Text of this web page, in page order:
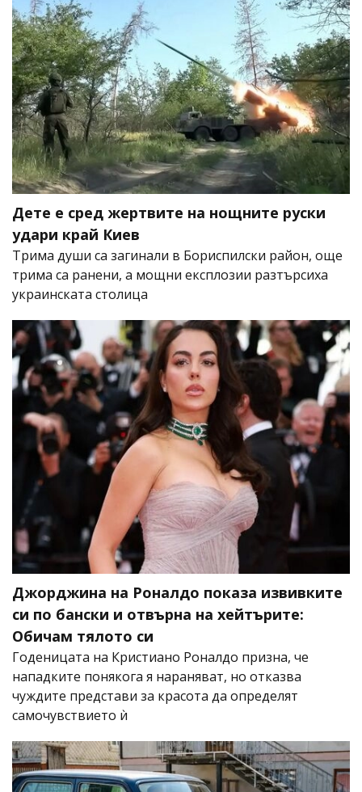
Дете е сред жертвите на нощните руски
удари край Киев
Трима души са загинали в Бориспилски район, още
трима са ранени, а мощни експлозии разтърсиха
украинската столица
Джорджина на Роналдо показа извивките
си по бански и отвърна на хейтърите:
Обичам тялото си
Годеницата на Кристиано Роналдо призна, че
нападките понякога я нараняват, но отказва
чуждите представи за красота да определят
самочувствието ѝ